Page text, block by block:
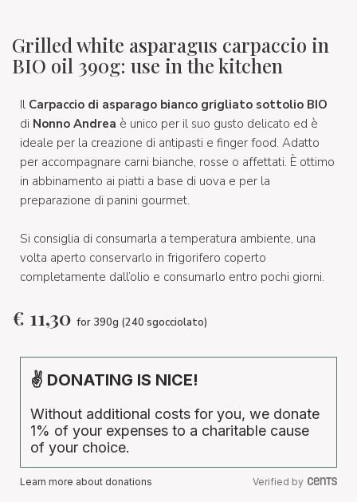
Grilled white asparagus carpaccio in
BIO oil 390g: use in the kitchen
Il Carpaccio di asparago bianco grigliato sottolio BIO
di Nonno Andrea è unico per il suo gusto delicato ed è
ideale per la creazione di antipasti e finger food. Adatto
per accompagnare carni bianche, rosse o affettati. È ottimo
in abbinamento ai piatti a base di uova e per la
preparazione di panini gourmet.
Si consiglia di consumarla a temperatura ambiente, una
volta aperto conservarlo in frigorifero coperto
completamente dall’olio e consumarlo entro pochi giorni.
€ 11,30 for 390g (240 sgocciolato)
✌ DONATING IS NICE!
Without additional costs for you, we donate
1% of your expenses to a charitable cause
of your choice.
Learn more about donations Verified by